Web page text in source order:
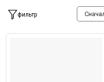
фильтр